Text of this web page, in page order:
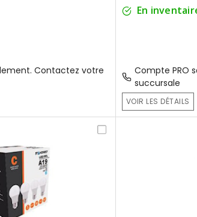
Contactez votre
En
Compte PRO
succursale
VOIR LES DÉTAILS